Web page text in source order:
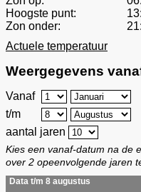
Hoogste punt:
Zon onder:
Actuele temperatuur
Weergegevens
Vanaf
t/m
aantal jaren
Kies een vanaf-datum na de
over 2 opeenvolgende jaren
Data t/m 8 augustus